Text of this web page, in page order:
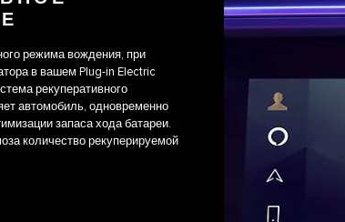
режима вождения, при
в вашем Plug-in Electric
рекуперативного
автомобиль, одновременно
запаса хода батареи.
количество рекуперируемой